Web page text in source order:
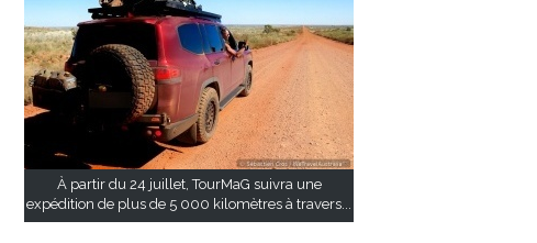
À partir du 24 juillet, TourMaG suivra une
expédition de plus de 5 000 kilomètres à travers...